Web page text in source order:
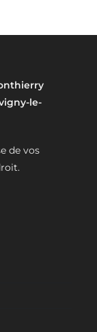
le-
de vos